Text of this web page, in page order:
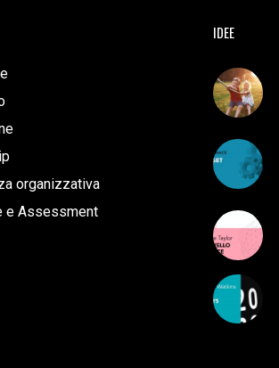
organizzativa
e Assessment
IDEE